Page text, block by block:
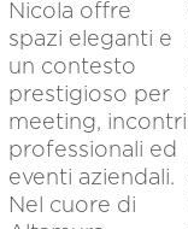
Nicola offre
spazi eleganti e
un contesto
prestigioso per
meeting, incontri
professionali ed
eventi aziendali.
Nel cuore di